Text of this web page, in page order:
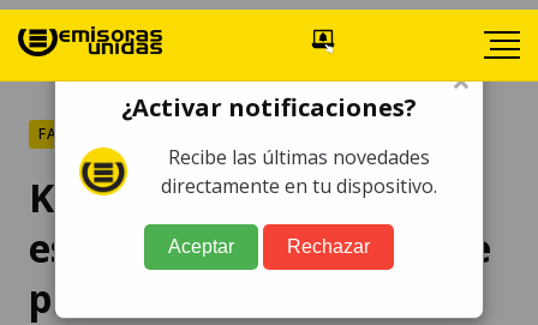
FARÁNDULA
Kim Kardashian posa de
espaldas en tanga que se
pierde en sus atributos
×
¿Activar notificaciones?
Recibe las últimas novedades
directamente en tu dispositivo.
Aceptar Rechazar